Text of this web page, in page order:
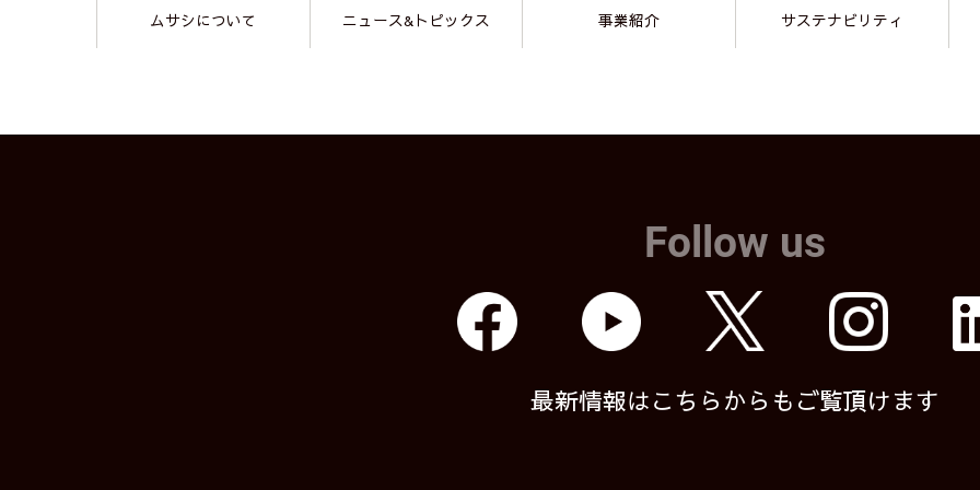
ムサシについて ニュース&トピックス 事業紹介 サステナビリティ
Follow us
最新情報はこちらからもご覧頂けます